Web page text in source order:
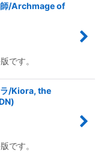
師/Archmage of
です。
/Kiora, the
です。